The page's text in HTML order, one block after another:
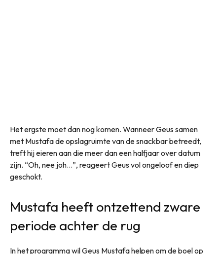
Het ergste moet dan nog komen. Wanneer Geus samen
met Mustafa de opslagruimte van de snackbar betreedt,
treft hij eieren aan die meer dan een halfjaar over datum
zijn. “Oh, nee joh…”, reageert Geus vol ongeloof en diep
geschokt.
Mustafa heeft ontzettend zware
periode achter de rug
In het programma wil Geus Mustafa helpen om de boel op